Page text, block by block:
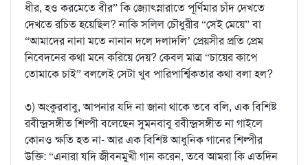
ধীর, হও করমেতে বীর” কি জ্যোৎস্নারাতে পূর্ণিমার চাঁদ দেখতে
দেখতে রচিত হয়েছিল? নাকি সলিল চৌধুরীর “সেই মেয়ে” বা
“আমাদের নানা মতে নানান দলে দলাদলি’ প্রেয়সীর প্রতি প্রেম
নিবেদনের কথা মনে করিয়ে দেয়? কেবল মাত্র “চায়ের কাপে
তোমাকে চাই” বললেই সেটা খুব পারিপার্শ্বিকতার কথা বলা হল?
৩) অংকুরবাবু, আপনার যদি না জানা থাকে তবে বলি, এক বিশিষ্ট
রবীন্দ্রসঙ্গীত শিল্পী বলেছেন সুমনবাবু রবীন্দ্রসঙ্গীত না গাইলে
কোনও ক্ষতি হত না- আর এক বিশিষ্ট আধুনিক গানের শিল্পীর
উক্তি: “এনারা যদি জীবনমুখী গান করেন, তবে আমরা কি এতদিন